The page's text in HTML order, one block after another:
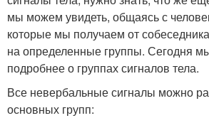
мы можем увидеть, общаясь с
которые мы получаем от
на определенные группы. Сегодня
подробнее о группах сигналов тела.
Все невербальные сигналы можно
основных групп: